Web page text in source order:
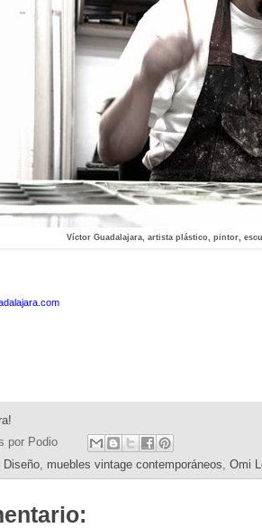
Víctor Guadalajara, artista plástico, pintor,
por Podio
Diseño, muebles vintage contemporáneos, Omi